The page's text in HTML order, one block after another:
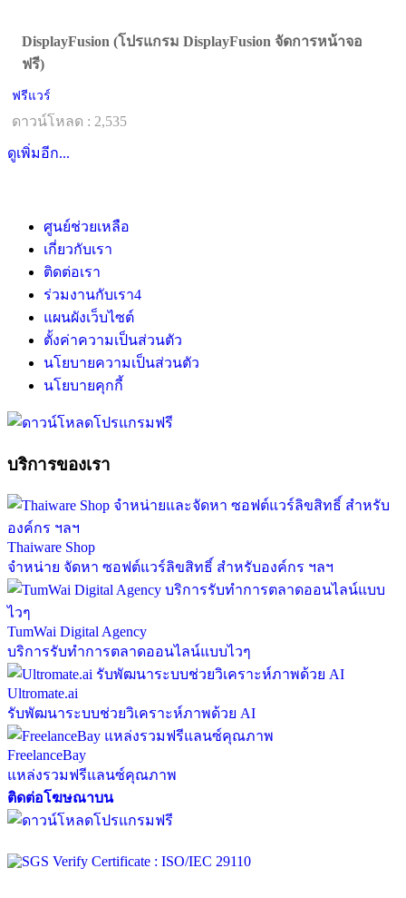
DisplayFusion (โปรแกรม DisplayFusion จัดการหน้าจอ
ฟรี)
ฟรีแวร์
ดาวน์โหลด : 2,535
ดูเพิ่มอีก...
ศูนย์ช่วยเหลือ
เกี่ยวกับเรา
ติดต่อเรา
ร่วมงานกับเรา4
แผนผังเว็บไซต์
ตั้งค่าความเป็นส่วนตัว
นโยบายความเป็นส่วนตัว
นโยบายคุกกี้
บริการของเรา
Thaiware Shop
จำหน่าย จัดหา ซอฟต์แวร์ลิขสิทธิ์ สำหรับองค์กร ฯลฯ
TumWai Digital Agency
บริการรับทำการตลาดออนไลน์แบบไวๆ
Ultromate.ai
รับพัฒนาระบบช่วยวิเคราะห์ภาพด้วย AI
FreelanceBay
แหล่งรวมฟรีแลนซ์คุณภาพ
ติดต่อโฆษณาบน